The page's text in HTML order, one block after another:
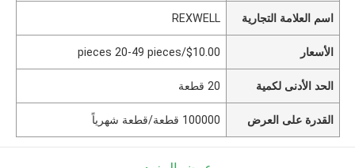
اسم العلامة التجارية REXWELL
الأسعار $10.00/pieces 20-49 pieces
الحد الأدنى لكمية 20 قطعة
القدرة على العرض 100000 قطعة/قطعة شهرياً